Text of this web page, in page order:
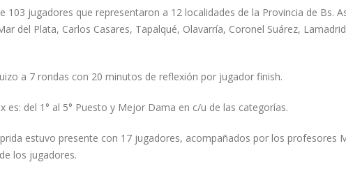
103 jugadores que representaron a 12 localidades de la Provincia de Bs.
del Plata, Carlos Casares, Tapalqué, Olavarría, Coronel Suárez,
a 7 rondas con 20 minutos de reflexión por jugador finish.
es: del 1° al 5° Puesto y Mejor Dama en c/u de las categorías.
estuvo presente con 17 jugadores, acompañados por los profesores
los jugadores.